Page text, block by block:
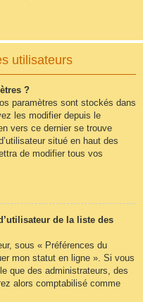
utilisateurs
?
paramètres sont stockés dans
les modifier depuis le
vers ce dernier se trouve
situé en haut des
de modifier tous vos
de la liste des
sous « Préférences du
mon statut en ligne ». Si vous
que des administrateurs, des
alors comptabilisé comme